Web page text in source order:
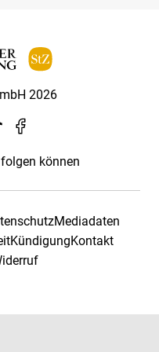
2026
können
Mediadaten
KündigungKontakt